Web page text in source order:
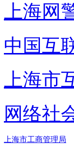
上海网
中国互
上海市
网络社
上海市工商管理局